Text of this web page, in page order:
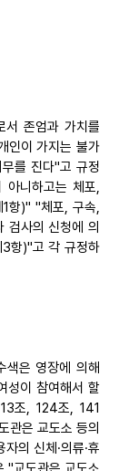
서 존엄과 가치를
인이 가지는 불가
를 진다"고 규정
아니하고는 체포,
항)" "체포, 구속,
검사의 신청에 의
항)"고 각 규정하
색은 영장에 의해
성이 참여해서 할
조, 124조, 141
관은 교도소 등의
의 신체·의류·휴